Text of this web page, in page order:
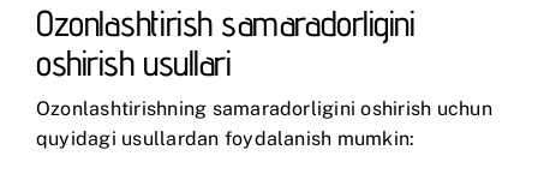
Ozonlashtirish samaradorligini
oshirish usullari
Ozonlashtirishning samaradorligini oshirish uchun
quyidagi usullardan foydalanish mumkin: